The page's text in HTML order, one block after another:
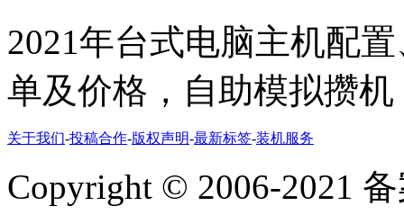
2021年台式电脑主机配
单及价格，自助模拟攒机
关于我们-投稿合作-版权声明-最新标签-装机服务
Copyright © 2006-2021